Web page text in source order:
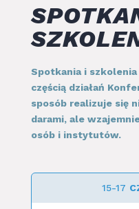
Spotkania i
częścią działań
sposób realizuje się
darami, ale
osób i instytutów.
15-17